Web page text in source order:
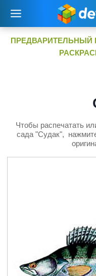
содержимому
ПРЕДВАРИТЕЛЬНЫЙ
Чтобы распечатать
сада "Судак",